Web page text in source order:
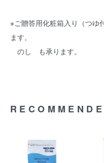
※ご贈答用化粧箱入り（つゆ
ます。
のし も承ります。